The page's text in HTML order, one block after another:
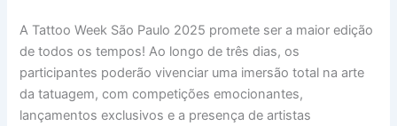
A Tattoo Week São Paulo 2025 promete ser a maior edição
de todos os tempos! Ao longo de três dias, os
participantes poderão vivenciar uma imersão total na arte
da tatuagem, com competições emocionantes,
lançamentos exclusivos e a presença de artistas